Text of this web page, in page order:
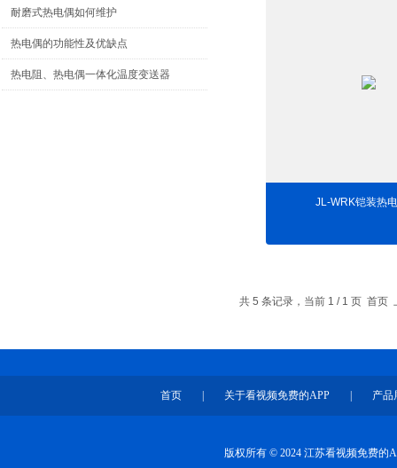
耐磨式热电偶如何维护
热电偶的功能性及优缺点
热电阻、热电偶一体化温度变送器
JL-WRK铠装热
共 5 条记录，当前 1 / 1 页 首
首页 关于看视频免费的APP 产品
版权所有 © 2024 江苏看视频免费的